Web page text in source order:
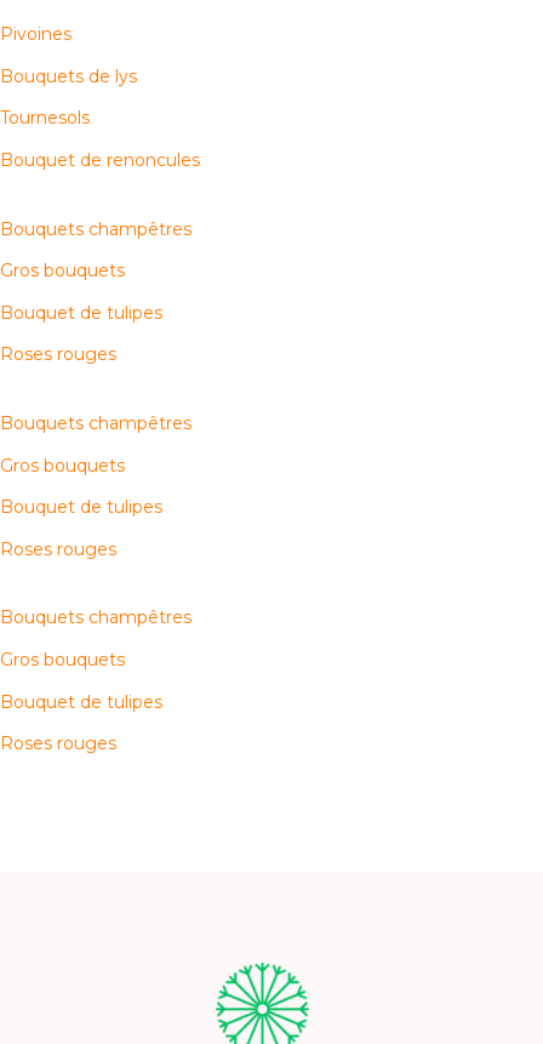
Pivoines
Bouquets de lys
Tournesols
Bouquet de renoncules
Bouquets champêtres
Gros bouquets
Bouquet de tulipes
Roses rouges
Bouquets champêtres
Gros bouquets
Bouquet de tulipes
Roses rouges
Bouquets champêtres
Gros bouquets
Bouquet de tulipes
Roses rouges